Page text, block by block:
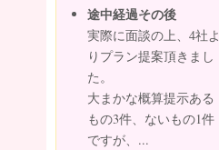
途中経過その後
実際に面談の上、4社よ
りプラン提案頂きまし
た。
大まかな概算提示ある
もの3件、ないもの1件
ですが、...